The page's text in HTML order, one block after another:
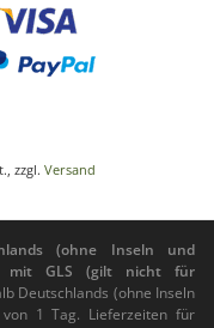
zzgl. Versand
(ohne Inseln und
mit GLS (gilt nicht für
Deutschlands (ohne Inseln
1 Tag. Lieferzeiten für